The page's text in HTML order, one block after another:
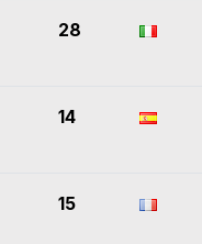
28
14
15